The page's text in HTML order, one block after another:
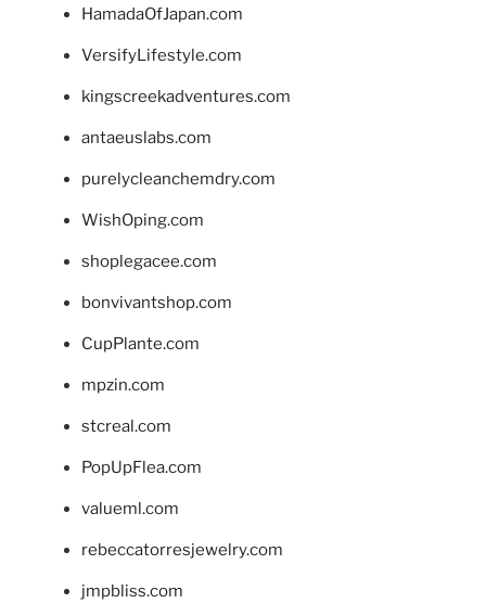
HamadaOfJapan.com
VersifyLifestyle.com
kingscreekadventures.com
antaeuslabs.com
purelycleanchemdry.com
WishOping.com
shoplegacee.com
bonvivantshop.com
CupPlante.com
mpzin.com
stcreal.com
PopUpFlea.com
valueml.com
rebeccatorresjewelry.com
jmpbliss.com